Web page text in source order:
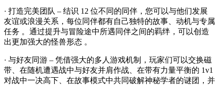
· 打造完美团队 – 结识 12 位不同的同伴，您可以与他们发展
友谊或浪漫关系，每位同伴都有自己独特的故事、动机与专属
任务 。通过提升与冒险途中所遇同伴之间的羁绊，可以创造
出更加强大的怪兽形态 。
· 与好友同游 – 凭借强大的多人游戏机制，玩家们可以交换磁
带、在随机遭遇战中与好友并肩作战、在带有力量平衡的 1v1
对战中一决高下、在故事模式中共同破解神秘学者的谜团，并